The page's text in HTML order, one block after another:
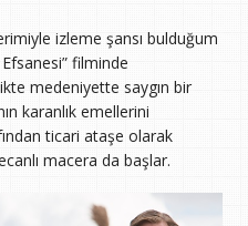
izleme şansı bulduğum
filminde
medeniyette saygın bir
karanlık emellerini
ticari ataşe olarak
macera da başlar.